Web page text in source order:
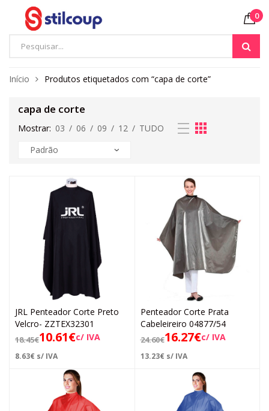
0
Início Produtos etiquetados com “capa de corte”
capa de corte
Mostrar: 03 / 06 / 09 / 12 / TUDO
JRL Penteador Corte Preto
Velcro- ZZTEX32301
18.45€10.61€c/ IVA
8.63€ s/ IVA
Penteador Corte Prata
Cabeleireiro 04877/54
24.60€16.27€c/ IVA
13.23€ s/ IVA